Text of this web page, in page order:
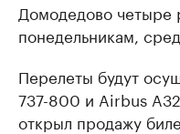
Домодедово
понедельникам,
Перелеты будут
737-800 и Airbus
открыл продажу